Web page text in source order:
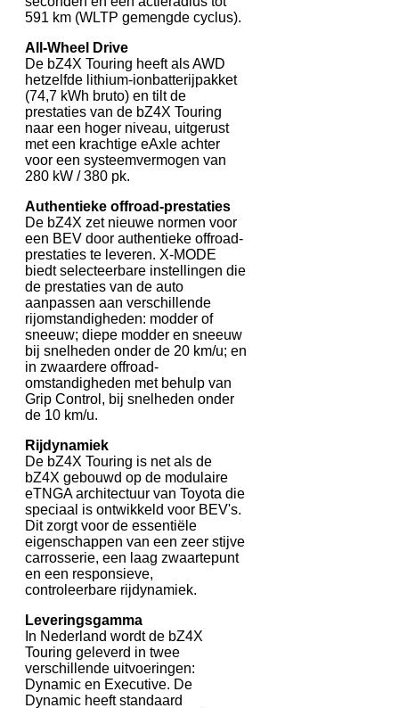
591 km (WLTP gemengde cyclus).
All-Wheel Drive
De bZ4X Touring heeft als AWD
hetzelfde lithium-ionbatterijpakket
(74,7 kWh bruto) en tilt de
prestaties van de bZ4X Touring
naar een hoger niveau, uitgerust
met een krachtige eAxle achter
voor een systeemvermogen van
280 kW / 380 pk.
Authentieke offroad-prestaties
De bZ4X zet nieuwe normen voor
een BEV door authentieke offroad-
prestaties te leveren. X-MODE
biedt selecteerbare instellingen die
de prestaties van de auto
aanpassen aan verschillende
rijomstandigheden: modder of
sneeuw; diepe modder en sneeuw
bij snelheden onder de 20 km/u; en
in zwaardere offroad-
omstandigheden met behulp van
Grip Control, bij snelheden onder
de 10 km/u.
Rijdynamiek
De bZ4X Touring is net als de
bZ4X gebouwd op de modulaire
eTNGA architectuur van Toyota die
speciaal is ontwikkeld voor BEV's.
Dit zorgt voor de essentiële
eigenschappen van een zeer stijve
carrosserie, een laag zwaartepunt
en een responsieve,
controleerbare rijdynamiek.
Leveringsgamma
In Nederland wordt de bZ4X
Touring geleverd in twee
verschillende uitvoeringen:
Dynamic en Executive. De
Dynamic heeft standaard